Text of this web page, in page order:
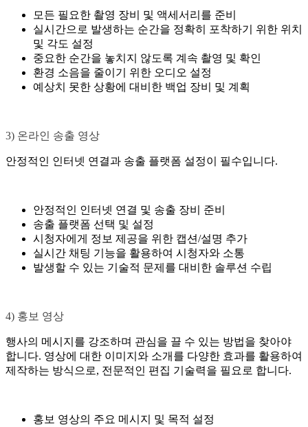
모든 필요한 촬영 장비 및 액세서리를 준비
실시간으로 발생하는 순간을 정확히 포착하기 위한 위치
및 각도 설정
중요한 순간을 놓치지 않도록 계속 촬영 및 확인
환경 소음을 줄이기 위한 오디오 설정
예상치 못한 상황에 대비한 백업 장비 및 계획
3) 온라인 송출 영상
안정적인 인터넷 연결과 송출 플랫폼 설정이 필수입니다.
안정적인 인터넷 연결 및 송출 장비 준비
송출 플랫폼 선택 및 설정
시청자에게 정보 제공을 위한 캡션/설명 추가
실시간 채팅 기능을 활용하여 시청자와 소통
발생할 수 있는 기술적 문제를 대비한 솔루션 수립
4) 홍보 영상
행사의 메시지를 강조하며 관심을 끌 수 있는 방법을 찾아야
합니다. 영상에 대한 이미지와 소개를 다양한 효과를 활용하여
제작하는 방식으로, 전문적인 편집 기술력을 필요로 합니다.
홍보 영상의 주요 메시지 및 목적 설정